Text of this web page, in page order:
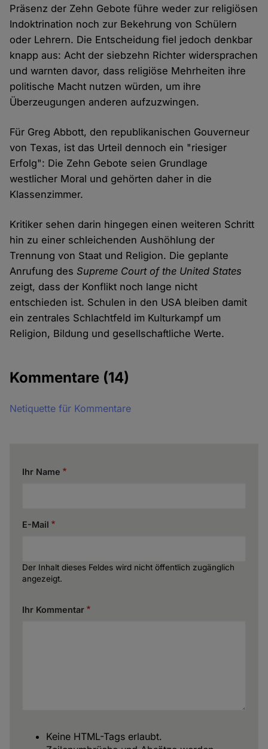
Präsenz der Zehn Gebote führe weder zur religiösen
Indoktrination noch zur Bekehrung von Schülern
oder Lehrern. Die Entscheidung fiel jedoch denkbar
knapp aus: Acht der siebzehn Richter widersprachen
und warnten davor, dass religiöse Mehrheiten ihre
politische Macht nutzen würden, um ihre
Überzeugungen anderen aufzuzwingen.
Für Greg Abbott, den republikanischen Gouverneur
von Texas, ist das Urteil dennoch ein "riesiger
Erfolg": Die Zehn Gebote seien Grundlage
westlicher Moral und gehörten daher in die
Klassenzimmer.
Kritiker sehen darin hingegen einen weiteren Schritt
hin zu einer schleichenden Aushöhlung der
Trennung von Staat und Religion. Die geplante
Anrufung desSupreme Court of the United States
zeigt, dass der Konflikt noch lange nicht
entschieden ist. Schulen in den USA bleiben damit
ein zentrales Schlachtfeld im Kulturkampf um
Religion, Bildung und gesellschaftliche Werte.
Kommentare (14)
Netiquette für Kommentare
Ihr Name
E-Mail
Der Inhalt dieses Feldes wird nicht öffentlich zugänglich
angezeigt.
Ihr Kommentar
Keine HTML-Tags erlaubt.